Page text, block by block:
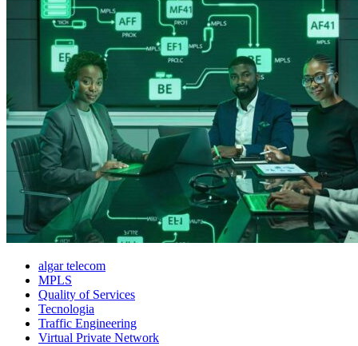
algar telecom
MPLS
Quality of Services
Tecnologia
Traffic Engineering
Virtual Private Network